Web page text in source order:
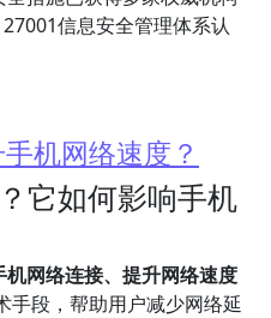
信息安全管理体系认
机网络速度？
它如何影响手机
网络连接、提升网络速度
手段，帮助用户减少网络延